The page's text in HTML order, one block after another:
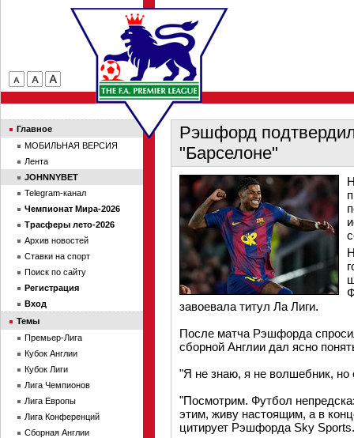
Рэшфорд
"Барселоне"
завоевала титул Ла Лиги.
После матча Рэшфорда
сборной Англии дал ясно
"Я не знаю, я не волшебник,
"Посмотрим. Футбол
этим, живу настоящим, а в
цитирует Рэшфорда Sky Sports.
Главное
МОБИЛЬНАЯ ВЕРСИЯ
Лента
JOHNNYBET
Telegram-канал
Чемпионат Мира-2026
Трасферы лето-2026
Архив новостей
Ставки на спорт
Поиск по сайту
Регистрация
Вход
Темы
Премьер-Лига
Кубок Англии
Кубок Лиги
Лига Чемпионов
Лига Европы
Лига Конференций
Сборная Англии